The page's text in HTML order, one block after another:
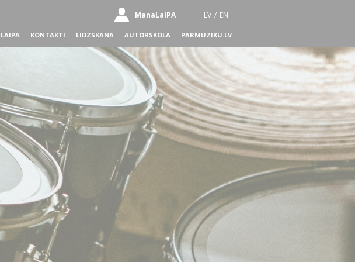
ManaLaIPA LV / EN
LAIPA KONTAKTI LIDZSKANA AUTORSKOLA PARMUZIKU.LV